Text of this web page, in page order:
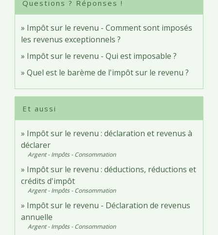
Questions ? Réponses !
Impôt sur le revenu - Comment sont imposés
les revenus exceptionnels ?
Impôt sur le revenu - Qui est imposable ?
Quel est le barème de l'impôt sur le revenu ?
Et aussi
Impôt sur le revenu : déclaration et revenus à
déclarer
Argent - Impôts - Consommation
Impôt sur le revenu : déductions, réductions et
crédits d'impôt
Argent - Impôts - Consommation
Impôt sur le revenu - Déclaration de revenus
annuelle
Argent - Impôts - Consommation